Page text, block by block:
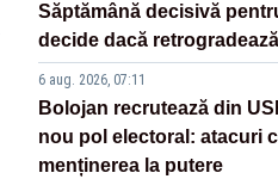
Săptămână decisivă
decide dacă
6 aug. 2026, 07:11
Bolojan recrutează din
nou pol electoral: atacuri
menținerea la putere